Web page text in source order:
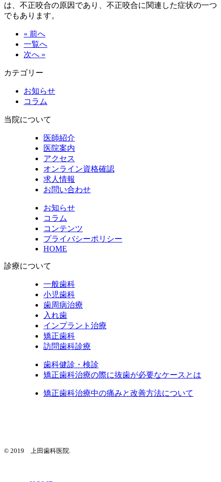
は、不正咬合の原因であり、不正咬合に関連した症状の一つ
でもあります。
« 前へ
一覧へ
次へ »
カテゴリー
お知らせ
コラム
当院について
医師紹介
医院案内
アクセス
オンライン資格確認
求人情報
お問い合わせ
お知らせ
コラム
コンテンツ
プライバシーポリシー
HOME
診療について
一般歯科
小児歯科
歯周病治療
入れ歯
インプラント治療
矯正歯科
訪問歯科診療
歯科健診・検診
矯正歯科治療の際に抜歯が必要なケースとは
矯正歯科治療中の痛みと改善方法について
© 2019 上田歯科医院.